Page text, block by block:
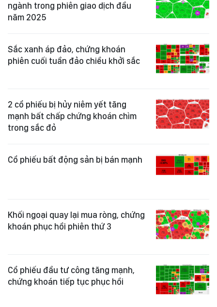
ngành trong phiên giao dịch đầu
năm 2025
Sắc xanh áp đảo, chứng khoán
phiên cuối tuần đảo chiều khởi sắc
2 cổ phiếu bị hủy niêm yết tăng
mạnh bất chấp chứng khoán chìm
trong sắc đỏ
Cổ phiếu bất động sản bị bán mạnh
Khối ngoại quay lại mua ròng, chứng
khoán phục hồi phiên thứ 3
Cổ phiếu đầu tư công tăng mạnh,
chứng khoán tiếp tục phục hồi